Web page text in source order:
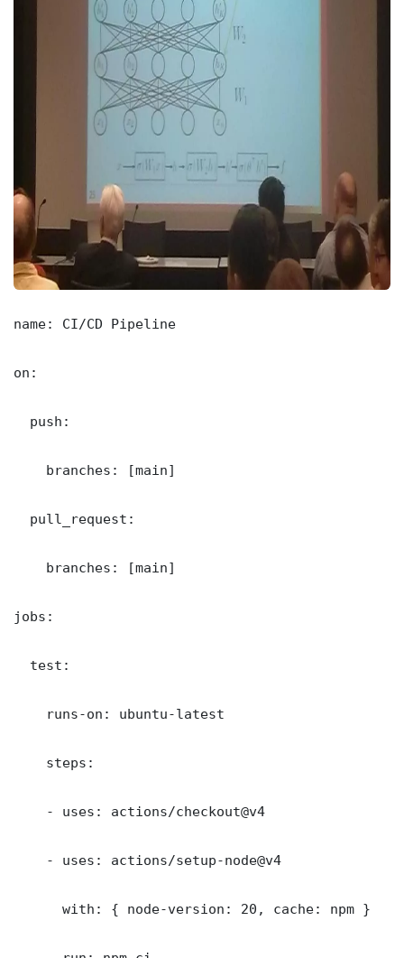
name: CI/CD Pipeline
on:
  push:
    branches: [main]
  pull_request:
    branches: [main]
jobs:
  test:
    runs-on: ubuntu-latest
    steps:
    - uses: actions/checkout@v4
    - uses: actions/setup-node@v4
      with: { node-version: 20, cache: npm }